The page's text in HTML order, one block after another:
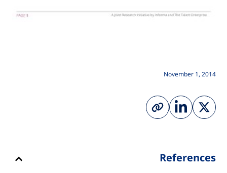
November 1, 2014
References